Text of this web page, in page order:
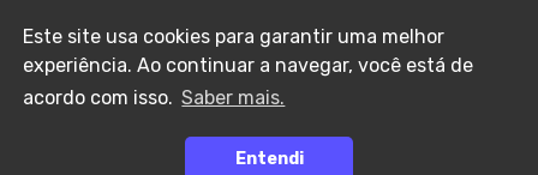
Este site usa cookies para garantir uma melhor
experiência. Ao continuar a navegar, você está de
acordo com isso. Saber mais.
Entendi